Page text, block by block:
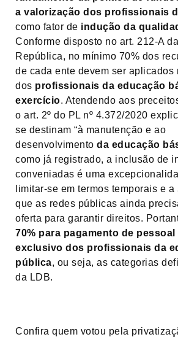
a valorização dos profissionais
como fator de indução da
Conforme disposto no art. 212-A
República, no mínimo 70% dos
de cada ente devem ser aplicados
dos profissionais da educação
exercício. Atendendo aos
o art. 2º do PL nº 4.372/2020
se destinam “à manutenção e ao
desenvolvimento da educação
como já registrado, a inclusão de
conveniadas é uma
limitar-se em termos temporais e
que as redes públicas ainda
oferta para garantir direitos.
70% para pagamento de pessoal
exclusivo dos profissionais da
pública, ou seja, as categorias
da LDB.
Confira quem votou pela